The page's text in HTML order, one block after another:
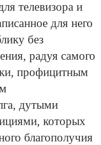
телевизора и
для него
без
радуя самого
профицитным
дутыми
которых
благополучия